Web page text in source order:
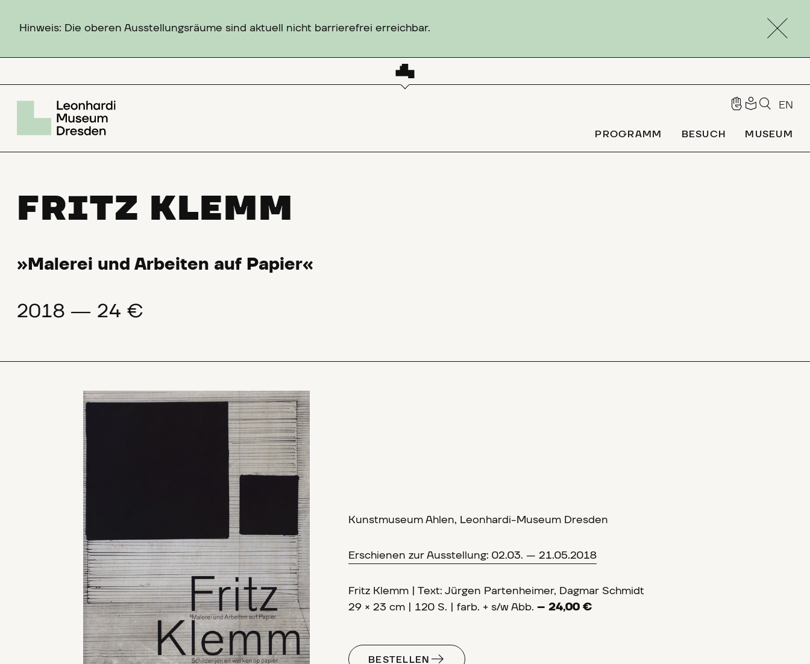
Hinweis: Die oberen Ausstellungsräume sind aktuell nicht barrierefrei erreichbar.
EN
PROGRAMM BESUCH MUSEUM
FRITZ KLEMM
»Malerei und Arbeiten auf Papier«
2018 ― 24 €
Kunstmuseum Ahlen, Leonhardi-Museum Dresden
Erschienen zur Ausstellung: 02.03. — 21.05.2018
Fritz Klemm | Text: Jürgen Partenheimer, Dagmar Schmidt
29 × 23 cm | 120 S. | farb. + s/w Abb. – 24,00 €
BESTELLEN